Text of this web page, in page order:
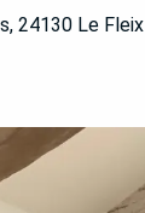
24130 Le Fleix